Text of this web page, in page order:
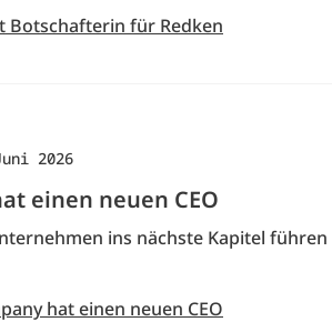
Botschafterin für Redken
2026
einen neuen CEO
ins nächste Kapitel
hat einen neuen CEO